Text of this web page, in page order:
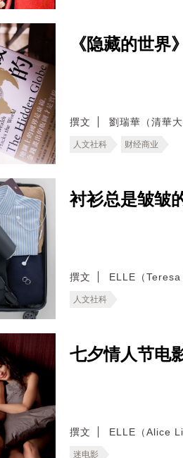
《隐藏的世
撰文 劉瑞華（清華
人文社科 财经商业
衬衫总是皱皱
撰文 ELLE（
人文社科
七夕情人节电
撰文 ELLE（Alice Li
迷电影